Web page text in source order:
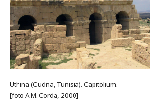
Uthina (Oudna, Tunisia). Capitolium.
[foto A.M. Corda, 2000]